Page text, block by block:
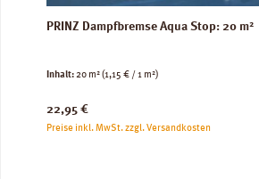
PRINZ Dampfbremse Aqua Stop: 20 m²
Inhalt:20 m²(1,15 € / 1 m²)
Regulärer Preis:
22,95 €
Preise inkl. MwSt. zzgl. Versandkosten